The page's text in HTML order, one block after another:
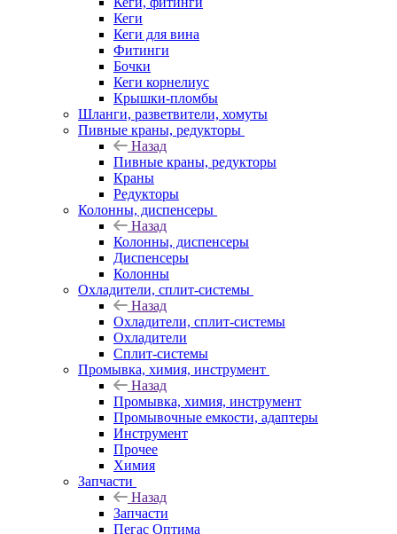
Кеги
Кеги для вина
Фитинги
Бочки
Кеги корнелиус
Крышки-пломбы
Шланги, разветвители, хомуты
Пивные краны, редукторы
Назад
Пивные краны, редукторы
Краны
Редукторы
Колонны, диспенсеры
Назад
Колонны, диспенсеры
Диспенсеры
Колонны
Охладители, сплит-системы
Назад
Охладители, сплит-системы
Охладители
Сплит-системы
Промывка, химия, инструмент
Назад
Промывка, химия, инструмент
Промывочные емкости, адаптеры
Инструмент
Прочее
Химия
Запчасти
Назад
Запчасти
Пегас Оптима